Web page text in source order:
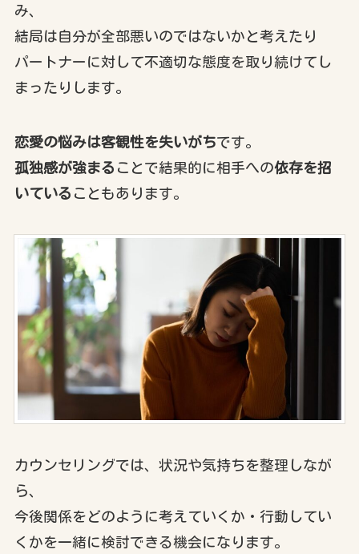
み、
結局は自分が全部悪いのではないかと考えたり
パートナーに対して不適切な態度を取り続けてし
まったりします。
恋愛の悩みは客観性を失いがちです。
孤独感が強まる ことで結果的に相手への依存を招
いている こともあります。
カウンセリングでは、状況や気持ちを整理しなが
ら、
今後関係をどのように考えていくか・行動してい
くかを一緒に検討できる機会になります。